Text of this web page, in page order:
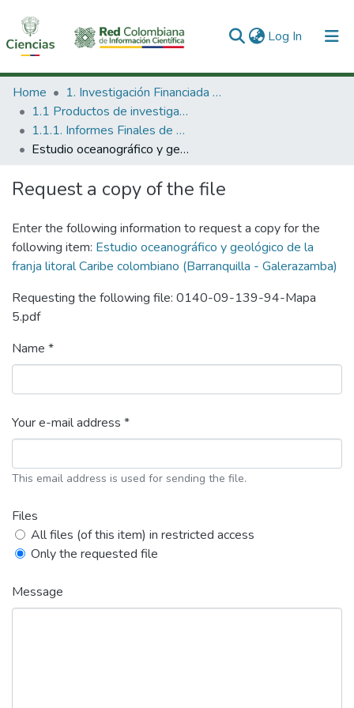
Log In (current)
Communities & Collections
All of DSpace
Statistics
Home
1. Investigación Financiada con Recursos Públicos
1.1 Productos de investigación
1.1.1. Informes Finales de Proyectos de Investigación
Estudio oceanográfico y geológico de la franja litoral Caribe colombiano (Barranquilla - Galerazamba)
Request a copy of the file
Enter the following information to request a copy for the
following item: Estudio oceanográfico y geológico de la
franja litoral Caribe colombiano (Barranquilla - Galerazamba)
Requesting the following file: 0140-09-139-94-Mapa
5.pdf
Name *
Your e-mail address *
This email address is used for sending the file.
Files
All files (of this item) in restricted access
Only the requested file
Message